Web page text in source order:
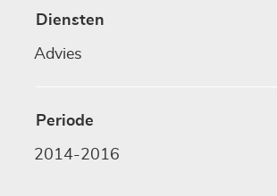
Diensten
Advies
Periode
2014-2016